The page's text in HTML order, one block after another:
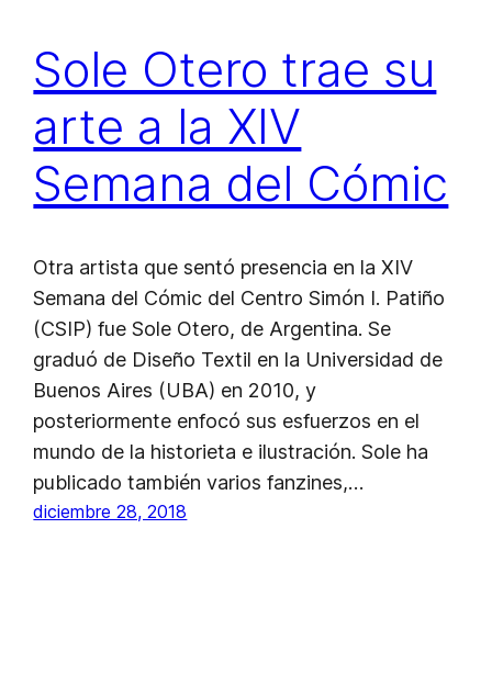
Sole Otero trae su
arte a la XIV
Semana del Cómic
Otra artista que sentó presencia en la XIV
Semana del Cómic del Centro Simón I. Patiño
(CSIP) fue Sole Otero, de Argentina. Se
graduó de Diseño Textil en la Universidad de
Buenos Aires (UBA) en 2010, y
posteriormente enfocó sus esfuerzos en el
mundo de la historieta e ilustración. Sole ha
publicado también varios fanzines,…
diciembre 28, 2018